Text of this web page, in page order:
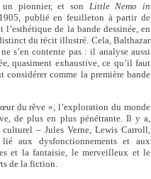
un pionnier, et son Little Nemo in
publié en feuilleton à partir de
de la bande dessinée, en
du récit illustré. Cela, Balthazar
s’en contente pas : il analyse aussi
quasiment exhaustive, ce qu’il faut
considérer comme la première bande
du rêve », l’exploration du monde
de plus en plus pénétrante. Il y a,
– Jules Verne, Lewis Carroll,
aux dysfonctionnements et aux
et la fantaisie, le merveilleux et le
de la fiction.